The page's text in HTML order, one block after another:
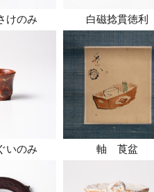
けのみ 白磁捻貫徳利
いのみ 軸 莨盆